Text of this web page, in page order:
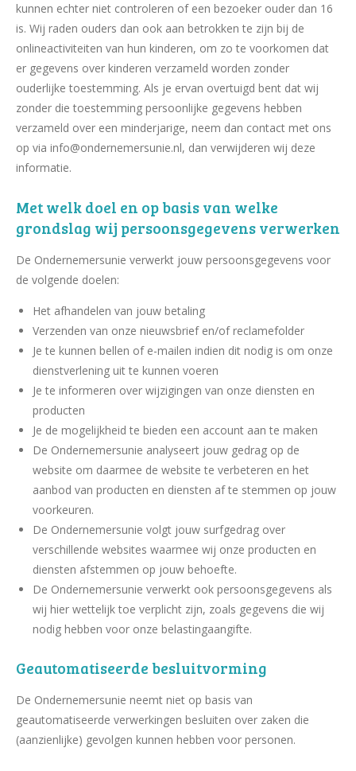
kunnen echter niet controleren of een bezoeker ouder dan 16
is. Wij raden ouders dan ook aan betrokken te zijn bij de
onlineactiviteiten van hun kinderen, om zo te voorkomen dat
er gegevens over kinderen verzameld worden zonder
ouderlijke toestemming. Als je ervan overtuigd bent dat wij
zonder die toestemming persoonlijke gegevens hebben
verzameld over een minderjarige, neem dan contact met ons
op via info@ondernemersunie.nl, dan verwijderen wij deze
informatie.
Met welk doel en op basis van welke
grondslag wij persoonsgegevens verwerken
De Ondernemersunie verwerkt jouw persoonsgegevens voor
de volgende doelen:
Het afhandelen van jouw betaling
Verzenden van onze nieuwsbrief en/of reclamefolder
Je te kunnen bellen of e-mailen indien dit nodig is om onze
dienstverlening uit te kunnen voeren
Je te informeren over wijzigingen van onze diensten en
producten
Je de mogelijkheid te bieden een account aan te maken
De Ondernemersunie analyseert jouw gedrag op de
website om daarmee de website te verbeteren en het
aanbod van producten en diensten af te stemmen op jouw
voorkeuren.
De Ondernemersunie volgt jouw surfgedrag over
verschillende websites waarmee wij onze producten en
diensten afstemmen op jouw behoefte.
De Ondernemersunie verwerkt ook persoonsgegevens als
wij hier wettelijk toe verplicht zijn, zoals gegevens die wij
nodig hebben voor onze belastingaangifte.
Geautomatiseerde besluitvorming
De Ondernemersunie neemt niet op basis van
geautomatiseerde verwerkingen besluiten over zaken die
(aanzienlijke) gevolgen kunnen hebben voor personen.